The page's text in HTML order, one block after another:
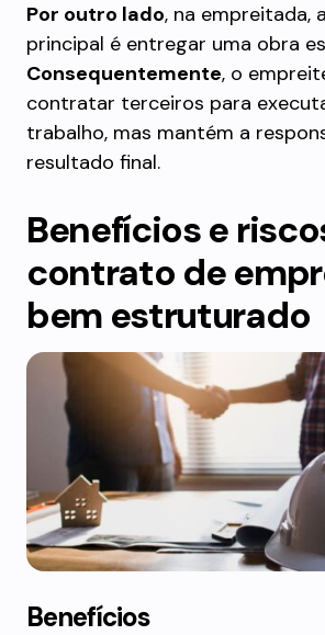
Por outro lado, na empreitada,
principal é entregar uma obra
Consequentemente, o
contratar terceiros para
trabalho, mas mantém a
resultado final.
Benefícios e
contrato de
bem estruturado
Benefícios